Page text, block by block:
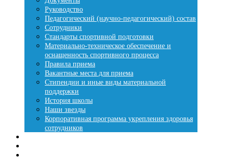
Руководство
Педагогический (научно-педагогический) состав
Сотрудники
Стандарты спортивной подготовки
Материально-техническое обеспечение и
оснащенность спортивного процесса
Правила приема
Вакантные места для приема
Стипендии и иные виды материальной
поддержки
История школы
Наши звезды
Корпоративная программа укрепления здоровья
сотрудников